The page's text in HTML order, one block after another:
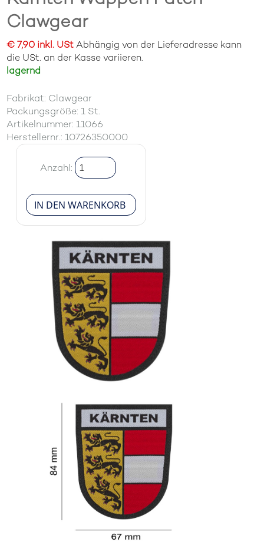
Clawgear
€ 7,90 inkl. UStAbhängig von der Lieferadresse kann
die USt. an der Kasse variieren.
lagernd
Fabrikat: Clawgear
Packungsgröße: 1 St.
Artikelnummer: 11066
Herstellernr.: 10726350000
Anzahl: